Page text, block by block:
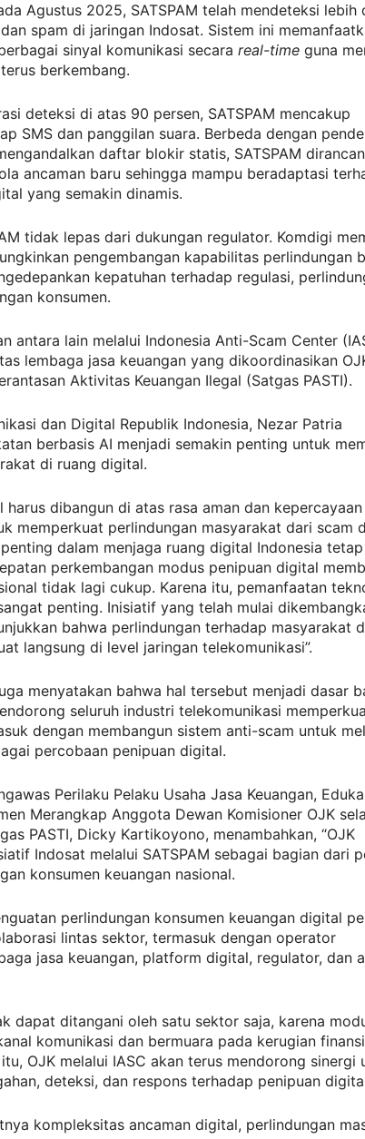
Agustus 2025, SATSPAM telah mendeteksi lebih
spam di jaringan Indosat. Sistem ini
sinyal komunikasi secara real-time guna
berkembang.
deteksi di atas 90 persen, SATSPAM mencakup
SMS dan panggilan suara. Berbeda dengan
daftar blokir statis, SATSPAM
ancaman baru sehingga mampu beradaptasi
yang semakin dinamis.
tidak lepas dari dukungan regulator. Komdigi
pengembangan kapabilitas perlindungan
kepatuhan terhadap regulasi,
konsumen.
antara lain melalui Indonesia Anti-Scam Center
lembaga jasa keuangan yang dikoordinasikan
Aktivitas Keuangan Ilegal (Satgas PASTI).
dan Digital Republik Indonesia, Nezar Patria
berbasis AI menjadi semakin penting untuk
di ruang digital.
harus dibangun di atas rasa aman dan
memperkuat perlindungan masyarakat dari scam
dalam menjaga ruang digital Indonesia
perkembangan modus penipuan digital
tidak lagi cukup. Karena itu, pemanfaatan
penting. Inisiatif yang telah mulai
bahwa perlindungan terhadap masyarakat
langsung di level jaringan telekomunikasi”.
menyatakan bahwa hal tersebut menjadi dasar
seluruh industri telekomunikasi
dengan membangun sistem anti-scam untuk
percobaan penipuan digital.
Perilaku Pelaku Usaha Jasa Keuangan,
Merangkap Anggota Dewan Komisioner OJK
PASTI, Dicky Kartikoyono, menambahkan, “OJK
Indosat melalui SATSPAM sebagai bagian dari
konsumen keuangan nasional.
perlindungan konsumen keuangan digital
lintas sektor, termasuk dengan operator
jasa keuangan, platform digital, regulator, dan
dapat ditangani oleh satu sektor saja, karena
komunikasi dan bermuara pada kerugian
OJK melalui IASC akan terus mendorong sinergi
deteksi, dan respons terhadap penipuan
kompleksitas ancaman digital, perlindungan